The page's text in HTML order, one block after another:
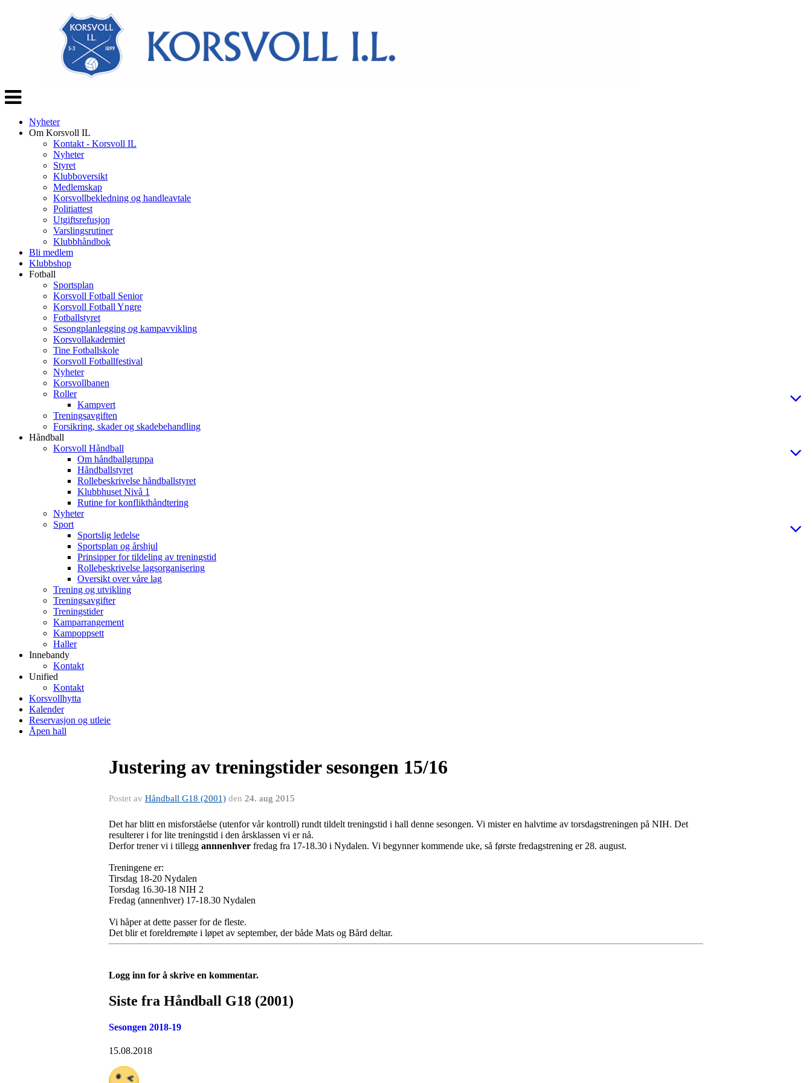
Veksle
navigasjon
Nyheter
Om Korsvoll IL
Kontakt - Korsvoll IL
Nyheter
Styret
Klubboversikt
Medlemskap
Korsvollbekledning og handleavtale
Politiattest
Utgiftsrefusjon
Varslingsrutiner
Klubbhåndbok
Bli medlem
Klubbshop
Fotball
Sportsplan
Korsvoll Fotball Senior
Korsvoll Fotball Yngre
Fotballstyret
Sesongplanlegging og kampavvikling
Korsvollakademiet
Tine Fotballskole
Korsvoll Fotballfestival
Nyheter
Korsvollbanen
Roller
Kampvert
Treningsavgiften
Forsikring, skader og skadebehandling
Håndball
Korsvoll Håndball
Om håndballgruppa
Håndballstyret
Rollebeskrivelse håndballstyret
Klubbhuset Nivå 1
Rutine for konflikthåndtering
Nyheter
Sport
Sportslig ledelse
Sportsplan og årshjul
Prinsipper for tildeling av treningstid
Rollebeskrivelse lagsorganisering
Oversikt over våre lag
Trening og utvikling
Treningsavgifter
Treningstider
Kamparrangement
Kampoppsett
Haller
Innebandy
Kontakt
Unified
Kontakt
Korsvollhytta
Kalender
Reservasjon og utleie
Åpen hall
Justering av treningstider sesongen 15/16
Postet av Håndball G18 (2001) den 24. aug 2015
Det har blitt en misforståelse (utenfor vår kontroll) rundt tildelt treningstid i hall denne sesongen. Vi mister en halvtime av torsdagstreningen på NIH. Det
resulterer i for lite treningstid i den årsklassen vi er nå.
Derfor trener vi i tillegg annnenhver fredag fra 17-18.30 i Nydalen. Vi begynner kommende uke, så første fredagstrening er 28. august.
Treningene er:
Tirsdag 18-20 Nydalen
Torsdag 16.30-18 NIH 2
Fredag (annenhver) 17-18.30 Nydalen
Vi håper at dette passer for de fleste.
Det blir et foreldremøte i løpet av september, der både Mats og Bård deltar.
Logg inn for å skrive en kommentar.
Siste fra Håndball G18 (2001)
Sesongen 2018-19
15.08.2018